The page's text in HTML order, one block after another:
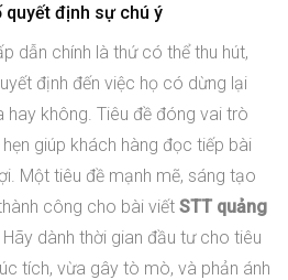
quyết định sự chú ý
dẫn chính là thứ có thể thu hút,
định đến việc họ có dừng lại
không. Tiêu đề đóng vai trò
giúp khách hàng đọc tiếp bài
Một tiêu đề mạnh mẽ, sáng tạo
công cho bài viết STT quảng
dành thời gian đầu tư cho tiêu
tích, vừa gây tò mò, và phản ánh